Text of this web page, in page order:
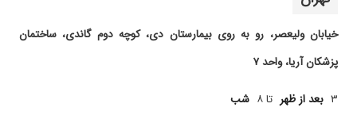
دقیق و با سواد هستند و بسیار برای بیمارشون وقت
خیلی باصبر و حوصله بودن، مریضها رو دونه دونه
خیابان ولیعصر، رو به روی بیمارستان دی، کوچه دوم گاندی، ساختمان
پزشکان آریا، واحد ۷
۳ بعد از ظهر تا ۸ شب